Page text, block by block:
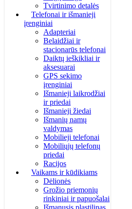
Tvirtinimo detalės
Telefonai ir išmanieji
įrenginiai
Adapteriai
Belaidžiai ir
stacionarūs telefonai
Daiktų ieškikliai ir
aksesuarai
GPS sekimo
įrenginiai
Išmanieji laikrodžiai
ir priedai
Išmanieji žiedai
Išmanių namų
valdymas
Mobilieji telefonai
Mobiliųjų telefonų
priedai
Racijos
Vaikams ir kūdikiams
Dėlionės
Grožio priemonių
rinkiniai ir papuošalai
Išmanusis plastilinas